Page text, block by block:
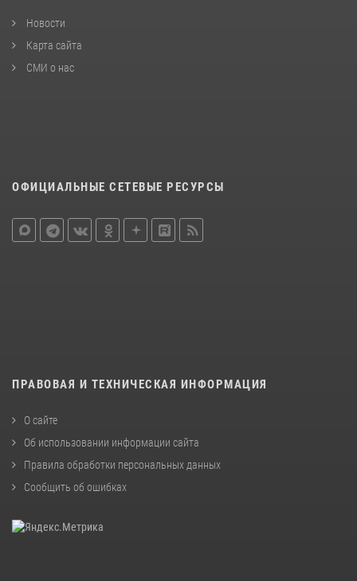
Новости
Карта сайта
СМИ о нас
ОФИЦИАЛЬНЫЕ СЕТЕВЫЕ РЕСУРСЫ
ПРАВОВАЯ И ТЕХНИЧЕСКАЯ ИНФОРМАЦИЯ
О сайте
Об использовании информации сайта
Правила обработки персональных данных
Сообщить об ошибках